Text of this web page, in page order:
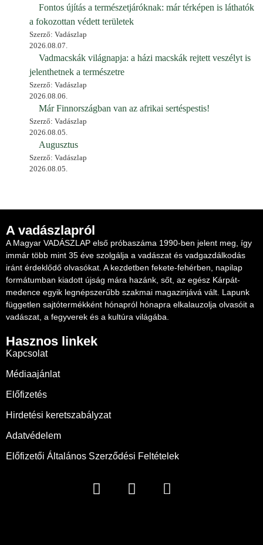
Fontos újítás a természetjáróknak: már térképen is láthatók
a fokozottan védett területek
Szerző: Vadászlap
2026.08.07.
Vadmacskák világnapja: a házi macskák rejtett veszélyt is
jelenthetnek a természetre
Szerző: Vadászlap
2026.08.06.
Már Finnországban van az afrikai sertéspestis!
Szerző: Vadászlap
2026.08.05.
Augusztus
Szerző: Vadászlap
2026.08.05.
A vadászlapról
A Magyar VADÁSZLAP első próbaszáma 1990-ben jelent meg, így
immár több mint 35 éve szolgálja a vadászat és vadgazdálkodás
iránt érdeklődő olvasókat. A kezdetben fekete-fehérben, napilap
formátumban kiadott újság mára hazánk, sőt, az egész Kárpát-
medence egyik legnépszerűbb szakmai magazinjává vált. Lapunk
független sajtótermékként hónapról hónapra elkalauzolja olvasóit a
vadászat, a fegyverek és a kultúra világába.
Hasznos linkek
Kapcsolat
Médiaajánlat
Előfizetés
Hirdetési keretszabályzat
Adatvédelem
Előfizetői Általános Szerződési Feltételek